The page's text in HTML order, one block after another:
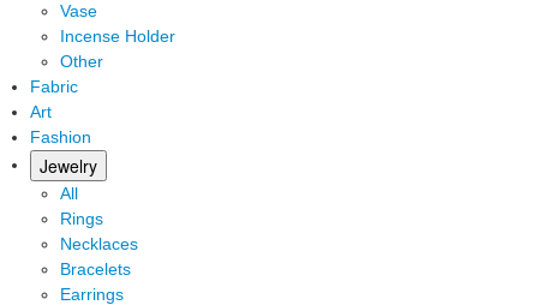
Vase
Incense Holder
Other
Fabric
Art
Fashion
Jewelry
All
Rings
Necklaces
Bracelets
Earrings